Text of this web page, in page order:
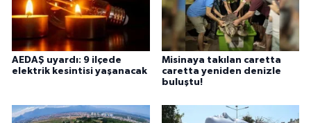
AEDAŞ uyardı: 9 ilçede
elektrik kesintisi yaşanacak
Misinaya takılan caretta
caretta yeniden denizle
buluştu!